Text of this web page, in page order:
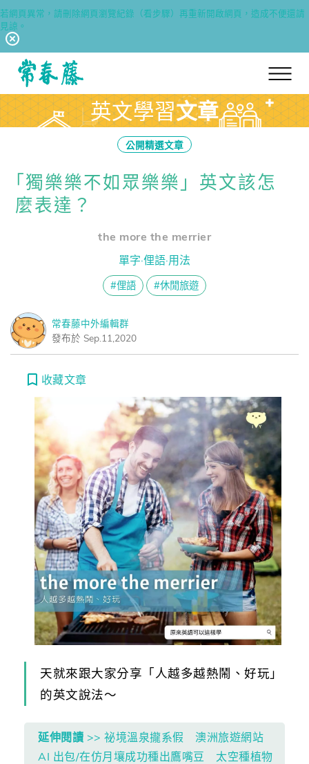
若網頁異常，請刪除網頁瀏覽紀錄（看步驟）再重新開啟網頁，造成不便還請
見諒。
回常春藤首頁 英文學習文章
公開精選文章
｢獨樂樂不如眾樂樂」英文該怎
麼表達？
the more the merrier
單字·俚語·用法
#俚語 #休閒旅遊
常春藤中外編輯群
發布於 Sep.11,2020
收藏文章
天就來跟大家分享「人越多越熱鬧、好玩」
的英文說法～
延伸閱讀 >> 祕境溫泉攏系假 澳洲旅遊網站
AI 出包/在仿月壤成功種出鷹嘴豆 太空種植物